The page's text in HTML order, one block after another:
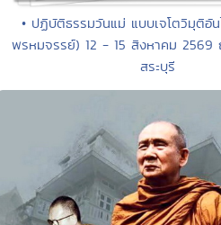
• ปฏิบัติธรรมวันแม่ แบบเจโตวิมุติอัน
พรหมจรรย์) 12 - 15 สิงหาคม
สระบุรี